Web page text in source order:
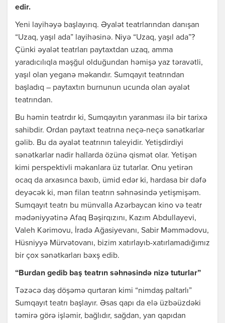
edir.
Yeni layihəyə başlayırıq. Əyalət teatrlarından danışan
“Uzaq, yaşıl ada” layihəsinə. Niyə “Uzaq, yaşıl ada”?
Çünki əyalət teatrları paytaxtdan uzaq, amma
yaradıcılıqla məşğul olduğundan həmişə yaz təravətli,
yaşıl olan yeganə məkandır. Sumqayıt teatrından
başladıq – paytaxtın burnunun ucunda olan əyalət
teatrından.
Bu həmin teatrdır ki, Sumqayıtın yaranması ilə bir tarixə
sahibdir. Ordan paytaxt teatrına neçə-neçə sənətkarlar
gəlib. Bu da əyalət teatrının taleyidir. Yetişdirdiyi
sənətkarlar nadir hallarda özünə qismət olar. Yetişən
kimi perspektivli məkanlara üz tutarlar. Onu yetirən
ocaq da arxasınca baxıb, ümid edər ki, hardasa bir dəfə
deyəcək ki, mən filan teatrın səhnəsində yetişmişəm.
Sumqayıt teatrı bu münvalla Azərbaycan kino və teatr
mədəniyyətinə Afaq Bəşirqızını, Kazım Abdullayevi,
Valeh Kərimovu, İradə Ağasiyevanı, Sabir Məmmədovu,
Hüsniyyə Mürvətovanı, bizim xatırlayıb-xatırlamadığımız
bir çox sənətkarları bəxş edib.
“Burdan gedib baş teatrın səhnəsində nizə tuturlar”
Təzəcə daş döşəmə qurtaran kimi “nimdaş paltarlı”
Sumqayıt teatrı başlayır. Əsas qapı da elə üzbəüzdəki
təmirə görə işləmir, bağlıdır, sağdan, yan qapıdan